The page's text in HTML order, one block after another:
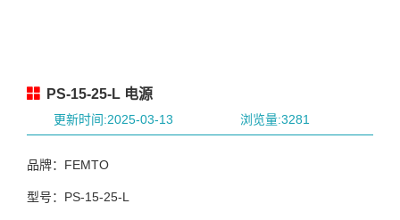
PS-15-25-L 电源
更新时间:2025-03-13 浏览量:3281
品牌：FEMTO
型号：PS-15-25-L